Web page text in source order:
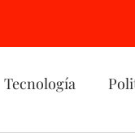
Tecnología